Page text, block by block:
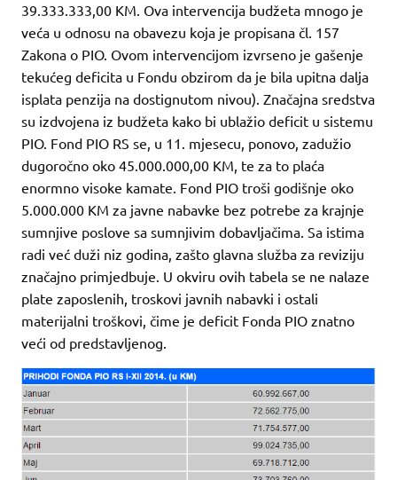
39.333.333,00 KM. Ova intervencija budžeta mnogo je
veća u odnosu na obavezu koja je propisana čl. 157
Zakona o PIO. Ovom intervencijom izvrseno je gašenje
tekućeg deficita u Fondu obzirom da je bila upitna dalja
isplata penzija na dostignutom nivou). Značajna sredstva
su izdvojena iz budžeta kako bi ublažio deficit u sistemu
PIO. Fond PIO RS se, u 11. mjesecu, ponovo, zadužio
dugoročno oko 45.000.000,00 KM, te za to plaća
enormno visoke kamate. Fond PIO troši godišnje oko
5.000.000 KM za javne nabavke bez potrebe za krajnje
sumnjive poslove sa sumnjivim dobavljačima. Sa istima
radi već duži niz godina, zašto glavna služba za reviziju
značajno primjedbuje. U okviru ovih tabela se ne nalaze
plate zaposlenih, troskovi javnih nabavki i ostali
materijalni troškovi, čime je deficit Fonda PIO znatno
veći od predstavljenog.